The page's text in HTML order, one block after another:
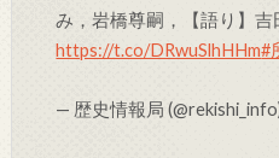
み，岩橋尊嗣，【語り】吉
https://t.co/DRwuSlhHHm#
— 歴史情報局